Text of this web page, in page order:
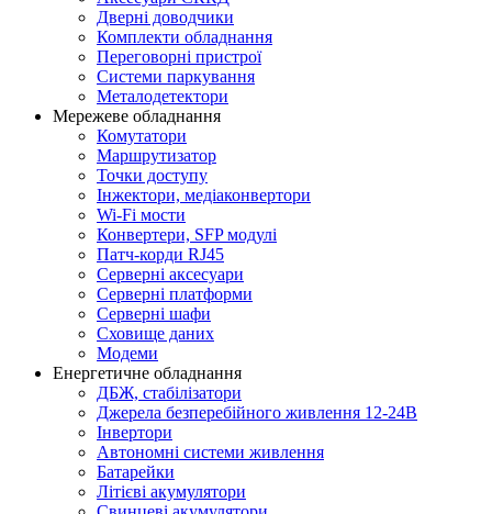
Дверні доводчики
Комплекти обладнання
Переговорні пристрої
Системи паркування
Металодетектори
Мережеве обладнання
Комутатори
Маршрутизатор
Точки доступу
Інжектори, медіаконвертори
Wi-Fi мости
Конвертери, SFP модулі
Патч-корди RJ45
Серверні аксесуари
Серверні платформи
Серверні шафи
Сховище даних
Модеми
Енергетичне обладнання
ДБЖ, стабілізатори
Джерела безперебійного живлення 12-24В
Інвертори
Автономні системи живлення
Батарейки
Літієві акумулятори